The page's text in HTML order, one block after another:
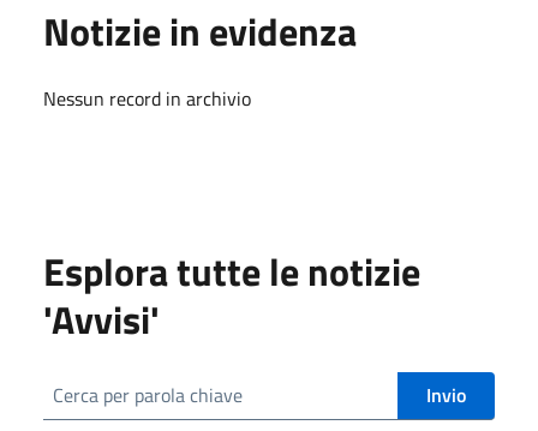
Notizie in evidenza
Nessun record in archivio
Esplora tutte le notizie
'Avvisi'
Invio